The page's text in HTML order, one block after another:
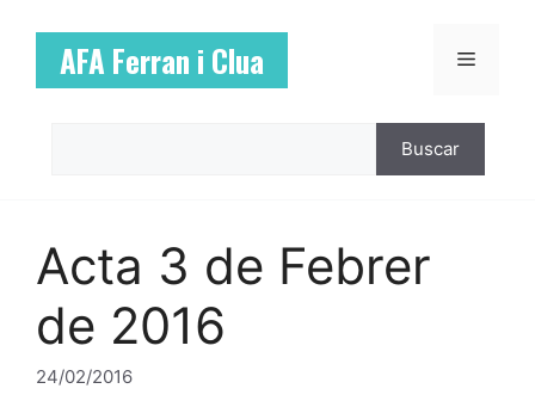
contingutAFA Ferran i Clua Menú
Buscar
Acta 3 de Febrer
de 2016
24/02/2016